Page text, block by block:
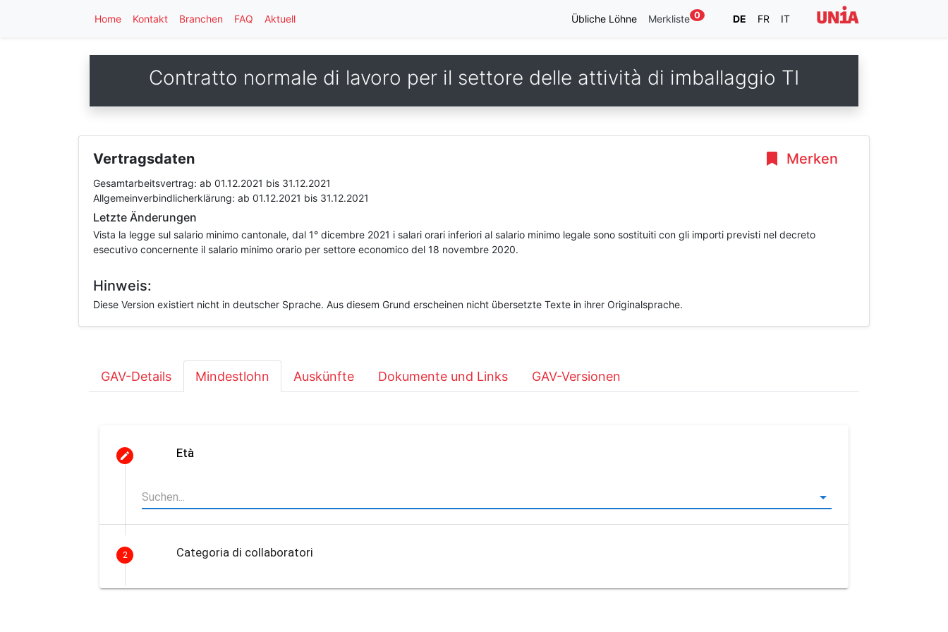
Home Kontakt Branchen FAQ Aktuell Übliche Löhne Merkliste 0 DE FR IT
Contratto normale di lavoro per il settore delle attività di imballaggio TI
Merken
Vertragsdaten
Gesamtarbeitsvertrag: ab 01.12.2021 bis 31.12.2021
Allgemeinverbindlicherklärung: ab 01.12.2021 bis 31.12.2021
Letzte Änderungen
Vista la legge sul salario minimo cantonale, dal 1° dicembre 2021 i salari orari inferiori al salario minimo legale sono sostituiti con gli importi previsti nel decreto
esecutivo concernente il salario minimo orario per settore economico del 18 novembre 2020.
Hinweis:
Diese Version existiert nicht in deutscher Sprache. Aus diesem Grund erscheinen nicht übersetzte Texte in ihrer Originalsprache.
GAV-Details Mindestlohn Auskünfte Dokumente und Links GAV-Versionen
Età
2 Categoria di collaboratori